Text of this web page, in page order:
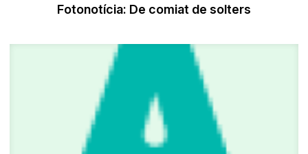
Fotonotícia: De comiat de solters